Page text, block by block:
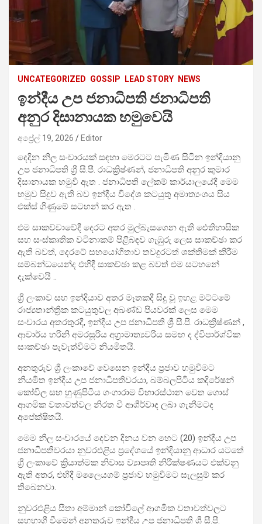
UNCATEGORIZED GOSSIP LEAD STORY NEWS
ඉන්දීය උප ජනාධිපති ජනාධිපති
අනුර දිසානායක හමුවෙයි
අප්‍රේල් 19, 2026 Editor
දෙදින නිල සංචාරයක් සඳහා මෙරටට පැමිණ සිටින ඉන්දියානු
උප ජනාධිපති ශ්‍රී සී.පී. රාධක්‍රිෂ්ණන්, ජනාධිපති අනුර කුමාර
දිසානායක හමුවී ඇත . ජනාධිපති ලේකම් කාර්යාලයේදී මෙම
හමුව සිදුව ඇති බව ඉන්දීය විදේශ කටයුතු අමාත්‍යංශය සිය
එක්ස් ගිණුමේ සටහන් කර ඇත .
එම සාකච්චාවේදී දෙරට අතර මුල්බැසගෙන ඇති ඓතිහාසික
සහ සංස්කෘතික වටිනාකම් පිළිබඳව ගැඹුරු ලෙස සාකච්ඡා කර
ඇති බවත්, දෙරටේ සහයෝගීතාව තවදුරටත් ශක්තිමක් කිරීම
සම්බන්ධයෙන්ද එහිදී සාකච්ඡා කළ බවත් එම සටහනේ
දැක්වෙයි ..
ශ්‍රී ලංකාව සහ ඉන්දියාව අතර මෑතකදී සිදු වූ ඉහළ මට්ටමේ
රාජ්‍යතාන්ත්‍රික කටයුතුවල අඛණ්ඩ පියවරක් ලෙස මෙම
සංචාරය අතරතුරදී, ඉන්දීය උප ජනාධිපති ශ්‍රී සී.පී. රාධක්‍රිෂ්ණන් ,
ආචාර්ය හරිනි අමරසූරිය අග්‍රාමාත්‍යවරිය සමඟ ද ද්විපාර්ශ්වික
සාකච්ඡා පැවැත්වීමට නියමිතයි.
අනතුරුව ශ්‍රී ලංකාවේ වෙසෙන ඉන්දීය ප්‍රජාව හමුවීමට
නියමිත ඉන්දීය උප ජනාධිපතිවරයා, බම්බලපිටිය කදිරේෂන්
කෝවිල සහ හුණුපිටිය ගංගාරාම විහාරස්ථාන වෙත ගොස්
ආගමික වතාවත්වල නිරත වී ආශීර්වාද ලබා ගැනීමටද
අපේක්ෂිතයි.
මෙම නිල සංචාරයේ දෙවන දිනය වන හෙට (20) ඉන්දීය උප
ජනාධිපතිවරයා නුවරඑළිය ප්‍රදේශයේ ඉන්දියානු ආධාර යටතේ
ශ්‍රී ලංකාවේ ක්‍රියාත්මක නිවාස ව්‍යාපෘති නිරීක්ෂණයට එක්වනු
ඇති අතර, එහිදී මලෛයගම් ප්‍රජාව හමුවීමට සැලසුම් කර
තිබෙනවා.
නුවරඑළිය සීතා අම්මාන් කෝවිලේ ආගමික වතාවත්වලට
සහභාගී වීමෙන් අනතුරුව ඉන්දීය උප ජනාධිපති ශ්‍රී සී.පී.